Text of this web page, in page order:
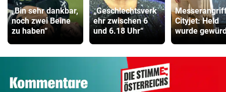
„Bin sehr dankbar,
noch zwei Beine
zu haben“
„Geschlechtsverk
ehr zwischen 6
und 6.18 Uhr“
Cityjet: Held
wurde